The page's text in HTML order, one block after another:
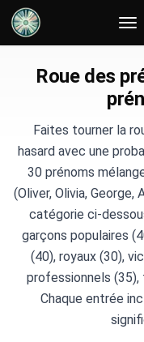
Créateur
Roue des
Faites tourner la
hasard avec une
30 prénoms
(Oliver, Olivia, George,
catégorie ci-
garçons populaires
(40), royaux (30),
professionnels (35),
Chaque entrée